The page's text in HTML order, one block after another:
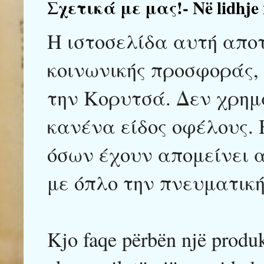
Σχετικά με μας!- Në lidhje
Η ιστοσελίδα αυτή
κοινωνικής
την Κορυτσά. Δεν
κανένα είδος
όσων έχουν απομείνει
με όπλο την
Kjo faqe përbën një